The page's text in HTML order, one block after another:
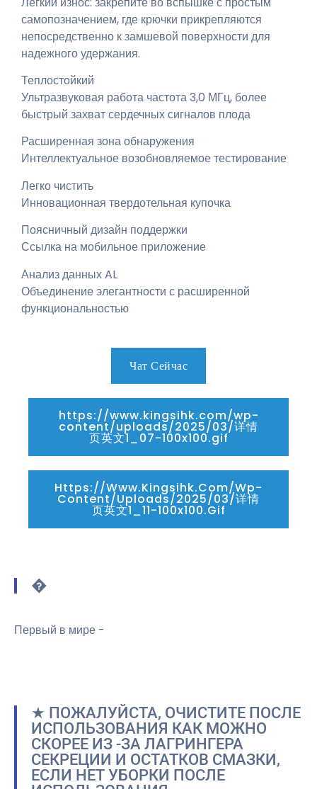
самопозначением, где крючки прикрепляются
непосредственно к замшевой поверхности для
надежного удержания.
Теплостойкий
Ультразвуковая работа частота 3,0 МГц, более
быстрый захват сердечных сигналов плода
Расширенная зона обнаружения
Интеллектуальное возобновляемое тестирование
Легко чистить
Инновационная твердотельная купочка
Поясничный дизайн поддержки
Ссылка на мобильное приложение
Анализ данных AL
Объединение элегантности с расширенной
функциональностью
Чат Сейчас
https://www.kingsihk.com/wp-
content/uploads/2025/03/详情
页英文1_07-100x100.gif
Https://www.kingsihk.com/wp-
Content/uploads/2025/03/详情
页英文1_11-100x100.gif
�
Первый в мире -
★ ПОЖАЛУЙСТА, ОЧИСТИТЕ ПОСЛЕ
ИСПОЛЬЗОВАНИЯ КАК МОЖНО
СКОРЕЕ ИЗ -ЗА ЛАГРИНГЕРА
СЕКРЕЦИИ И ОСТАТКОВ СМАЗКИ,
ЕСЛИ НЕТ УБОРКИ ПОСЛЕ